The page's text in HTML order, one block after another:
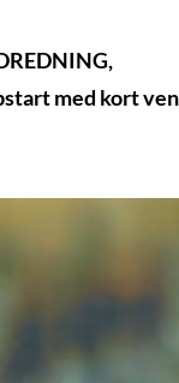
med kort